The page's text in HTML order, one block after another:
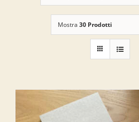
Mostra 30 Prodotti